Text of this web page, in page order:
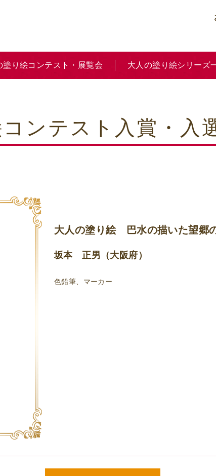
塗り絵コンテスト・展覧会 大人の塗り絵シリーズ
ンテスト入賞・入
大人の塗り絵 巴水の描いた望
坂本 正男（大阪府）
色鉛筆、マーカー